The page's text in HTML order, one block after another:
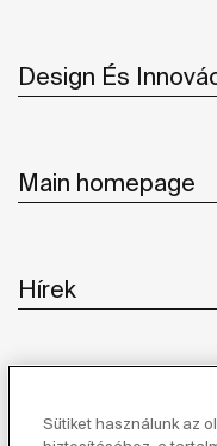
Design És
Main homepage
Hírek
Sütiket használunk az